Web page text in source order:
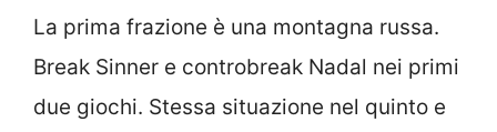
La prima frazione è una montagna russa.
Break Sinner e controbreak Nadal nei primi
due giochi. Stessa situazione nel quinto e